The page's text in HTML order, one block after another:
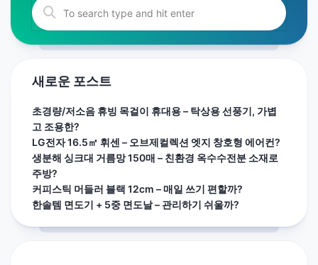
새로운 포스트
초경량/저소음 휴빙 목걸이 휴대용 – 탁상용 선풍기, 가볍
고 조용한?
LG전자 16.5㎡ 휘센 – 오브제컬렉션 엣지 창호형 에어컨?
생분해 싱크대 거름망 150매 – 친환경 옥수수전분 소재로
주방?
커피스틱 머들러 블랙 12cm – 매일 쓰기 편할까?
한솔템 면도기 + 5중 면도날 – 관리하기 쉬울까?